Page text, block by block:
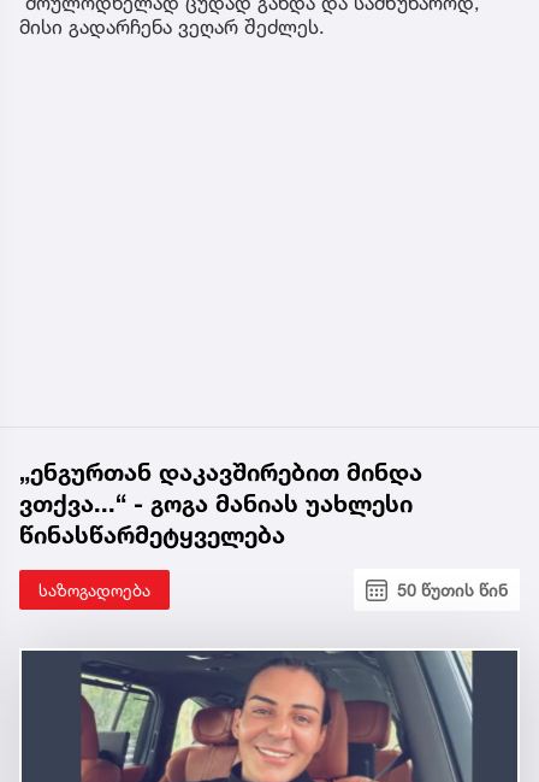
მისი გადარჩენა ვეღარ შეძლეს.
„ენგურთან დაკავშირებით მინდა
ვთქვა...“ - გოგა მანიას უახლესი
წინასწარმეტყველება
საზოგადოება 50 წუთის წინ